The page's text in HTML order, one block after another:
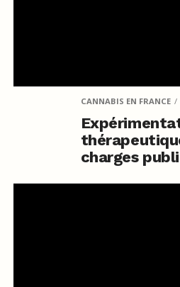
CANNABIS EN FRANCE
charges